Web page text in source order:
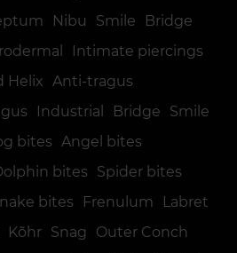
Nibu Smile
Bridge
Intimate piercings
Helix Anti-tragus
Industrial Bridge
Smile
bites Angel bites
bites
Spider bites
bites Frenulum
Labret
Kõhr Snag
Outer Conch